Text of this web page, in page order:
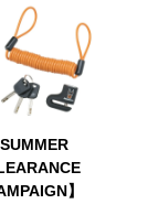
SUMMER
】